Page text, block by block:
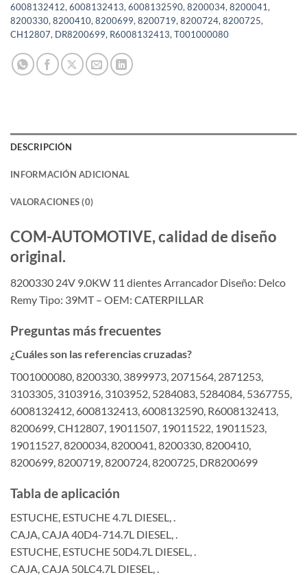
6008132412, 6008132413, 6008132590, 8200034, 8200041,
8200330, 8200410, 8200699, 8200719, 8200724, 8200725,
CH12807, DR8200699, R6008132413, T001000080
DESCRIPCIÓN
INFORMACIÓN ADICIONAL
VALORACIONES (0)
COM-AUTOMOTIVE, calidad de diseño
original.
8200330 24V 9.0KW 11 dientes Arrancador Diseño: Delco
Remy Tipo: 39MT – OEM: CATERPILLAR
Preguntas más frecuentes
¿Cuáles son las referencias cruzadas?
T001000080, 8200330, 3899973, 2071564, 2871253,
3103305, 3103916, 3103952, 5284083, 5284084, 5367755,
6008132412, 6008132413, 6008132590, R6008132413,
8200699, CH12807, 19011507, 19011522, 19011523,
19011527, 8200034, 8200041, 8200330, 8200410,
8200699, 8200719, 8200724, 8200725, DR8200699
Tabla de aplicación
ESTUCHE, ESTUCHE 4.7L DIESEL, .
CAJA, CAJA 40D4-714.7L DIESEL, .
ESTUCHE, ESTUCHE 50D4.7L DIESEL, .
CAJA, CAJA 50LC4.7L DIESEL, .